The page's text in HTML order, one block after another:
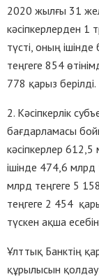
2020 жылғы 31
кәсіпкерлерден 1
түсті, оның
теңгеге 854
778 қарыз берілді.
2. Кәсіпкерлік
бағдарламасы
кәсіпкерлер 612,5
ішінде 474,6 млрд
млрд теңгеге 5
теңгеге 2 454
түскен ақша
Ұлттық Банктің
құрылысын